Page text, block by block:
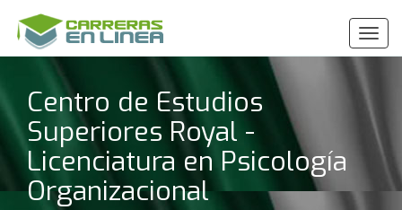
Ver
Menú
Centro de Estudios
Superiores Royal -
Licenciatura en Psicología
Organizacional